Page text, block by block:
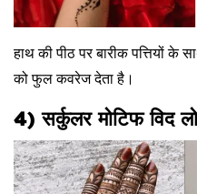
हाथ की पीठ पर बारीक पत्तियों के
को फुल कवरेज देता है।
4) सर्कुलर मोटिफ विद